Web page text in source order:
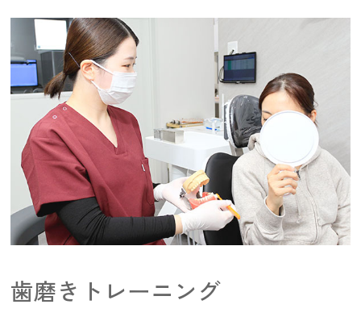
歯磨きトレーニング